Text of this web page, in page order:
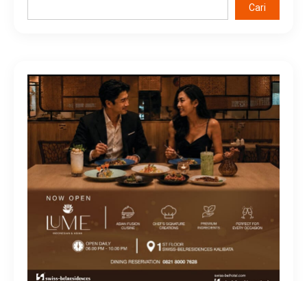
Cari